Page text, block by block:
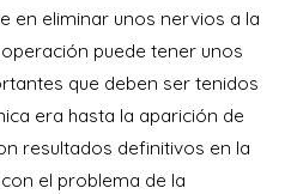
en eliminar unos nervios a la
puede tener unos
que deben ser tenidos
era hasta la aparición de
resultados definitivos en la
el problema de la